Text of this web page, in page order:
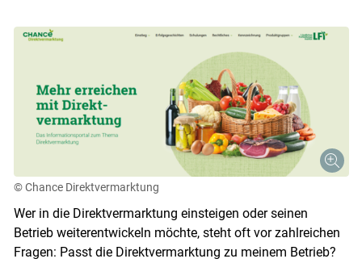
© Chance Direktvermarktung
Wer in die Direktvermarktung einsteigen oder seinen
Betrieb weiterentwickeln möchte, steht oft vor zahlreichen
Fragen: Passt die Direktvermarktung zu meinem Betrieb?